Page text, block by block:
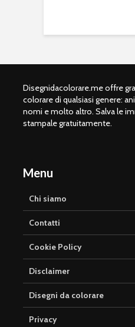
Disegnidacolorare.me offre
colorare di qualsiasi genere:
nomi e molto altro. Salva le
stampale gratuitamente.
Menu
Chi siamo
Contatti
Cookie Policy
Disclaimer
Disegni da colorare
Privacy